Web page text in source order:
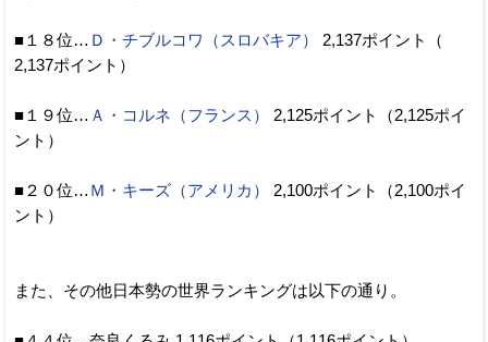
■１８位… Ｄ・チブルコワ（スロバキア）
2,137ポイント（
2,137ポイント）
■１９位… Ａ・コルネ（フランス）
2,125ポイント（2,125ポイ
ント）
■２０位… Ｍ・キーズ（アメリカ）
2,100ポイント（2,100ポイ
ント）
また、その他日本勢の世界ランキングは以下の通り。